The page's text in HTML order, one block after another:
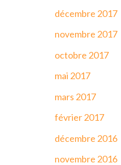
décembre 2017
novembre 2017
octobre 2017
mai 2017
mars 2017
février 2017
décembre 2016
novembre 2016